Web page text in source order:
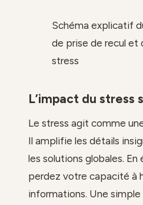
Schéma explicatif
de prise de recul et
stress
L’impact du stress
Le stress agit comme
Il amplifie les détails
les solutions globales.
perdez votre capacité à
informations. Une simple